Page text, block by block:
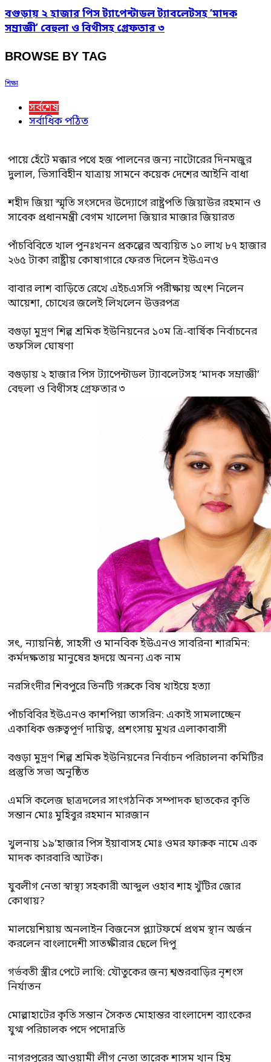
বগুড়ায় ২ হাজার পিস ট্যাপেন্টাডল ট্যাবলেটসহ ‘মাদক
সম্রাজ্ঞী’ বেহুলা ও বিথীসহ গ্রেফতার ৩
BROWSE BY TAG
শিক্ষা
সর্বশেষ
সর্বাধিক পঠিত
পায়ে হেঁটে মক্কার পথে হজ পালনের জন্য নাটোরের দিনমজুর
দুলাল, ভিসাবিহীন যাত্রায় সামনে কয়েক দেশের আইনি বাধা
শহীদ জিয়া স্মৃতি সংসদের উদ্যোগে রাষ্ট্রপতি জিয়াউর রহমান ও
সাবেক প্রধানমন্ত্রী বেগম খালেদা জিয়ার মাজার জিয়ারত
পাঁচবিবিতে খাল পুনঃখনন প্রকল্পের অব্যয়িত ১০ লাখ ৮৭ হাজার
২৬৫ টাকা রাষ্ট্রীয় কোষাগারে ফেরত দিলেন ইউএনও
বাবার লাশ বাড়িতে রেখে এইচএসসি পরীক্ষায় অংশ নিলেন
আয়েশা, চোখের জলেই লিখলেন উত্তরপত্র
বগুড়া মুদ্রণ শিল্প শ্রমিক ইউনিয়নের ১০ম ত্রি-বার্ষিক নির্বাচনের
তফসিল ঘোষণা
বগুড়ায় ২ হাজার পিস ট্যাপেন্টাডল ট্যাবলেটসহ ‘মাদক সম্রাজ্ঞী’
বেহুলা ও বিথীসহ গ্রেফতার ৩
সৎ, ন্যায়নিষ্ঠ, সাহসী ও মানবিক ইউএনও সাবরিনা শারমিন:
কর্মদক্ষতায় মানুষের হৃদয়ে অনন্য এক নাম
নরসিংদীর শিবপুরে তিনটি গরুকে বিষ খাইয়ে হত্যা
পাঁচবিবির ইউএনও কাশপিয়া তাসরিন: একাই সামলাচ্ছেন
একাধিক গুরুত্বপূর্ণ দায়িত্ব, প্রশংসায় মুখর এলাকাবাসী
বগুড়া মুদ্রণ শিল্প শ্রমিক ইউনিয়নের নির্বাচন পরিচালনা কমিটির
প্রস্তুতি সভা অনুষ্ঠিত
এমসি কলেজ ছাত্রদলের সাংগঠনিক সম্পাদক ছাতকের কৃতি
সন্তান মোঃ মুহিবুর রহমান মারজান
খুলনায় ১৯’হাজার পিস ইয়াবাসহ মোঃ ওমর ফারুক নামে এক
মাদক কারবারি আটক।
যুবলীগ নেতা স্বাস্থ্য সহকারী আব্দুল ওহাব শাহ খুঁটির জোর
কোথায়?
মালয়েশিয়ায় অনলাইন বিজনেস প্ল্যাটফর্মে প্রথম স্থান অর্জন
করলেন বাংলাদেশী সাতক্ষীরার ছেলে দিপু
গর্ভবতী স্ত্রীর পেটে লাথি: যৌতুকের জন্য শ্বশুরবাড়ির নৃশংস
নির্যাতন
মোল্লাহাটের কৃতি সন্তান সৈকত মোহান্তর বাংলাদেশ ব্যাংকের
যুগ্ম পরিচালক পদে পদোন্নতি
নাগরপুরের আওয়ামী লীগ নেতা তারেক শাসম খান হিমু